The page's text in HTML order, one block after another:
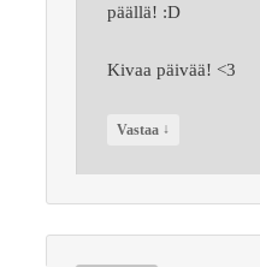
päällä! :D
Kivaa päivää! <3
Vastaa ↓